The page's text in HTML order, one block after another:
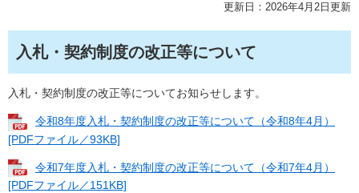
更新日：2026年4月2日更新
入札・契約制度の改正等について
入札・契約制度の改正等についてお知らせします。
令和8年度入札・契約制度の改正等について（令和8年4月）
[PDFファイル／93KB]
令和7年度入札・契約制度の改正等について（令和7年4月）
[PDFファイル／151KB]